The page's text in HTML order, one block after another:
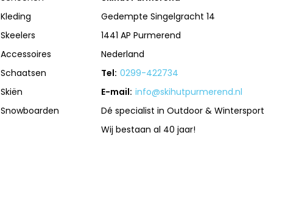
Kleding
Skeelers
Accessoires
Schaatsen
Skiën
Snowboarden
Gedempte Singelgracht 14
1441 AP Purmerend
Nederland
Tel: 0299-422734
E-mail: info@skihutpurmerend.nl
Dé specialist in Outdoor & Wintersport
Wij bestaan al 40 jaar!